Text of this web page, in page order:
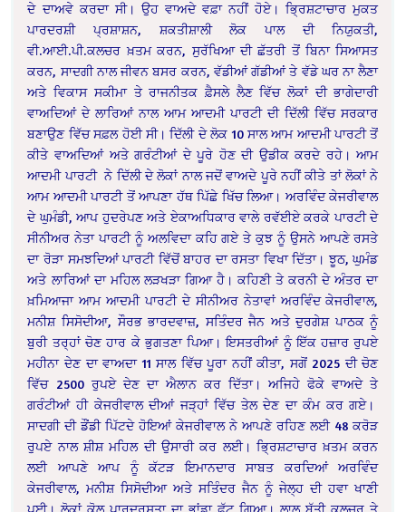
ਦੇ ਦਾਅਵੇ ਕਰਦਾ ਸੀ। ਉਹ ਵਾਅਦੇ ਵਫ਼ਾ ਨਹੀਂ ਹੋਏ। ਭ੍ਰਿਸ਼ਟਾਚਾਰ ਮੁਕਤ
ਪਾਰਦਰਸ਼ੀ ਪ੍ਰਸ਼ਾਸ਼ਨ, ਸ਼ਕਤੀਸ਼ਾਲੀ ਲੋਕ ਪਾਲ ਦੀ ਨਿਯੁਕਤੀ,
ਵੀ.ਆਈ.ਪੀ.ਕਲਚਰ ਖ਼ਤਮ ਕਰਨ, ਸੁਰੱਖਿਆ ਦੀ ਛੱਤਰੀ ਤੋਂ ਬਿਨਾ ਸਿਆਸਤ
ਕਰਨ, ਸਾਦਗੀ ਨਾਲ ਜੀਵਨ ਬਸਰ ਕਰਨ, ਵੱਡੀਆਂ ਗੱਡੀਆਂ ਤੇ ਵੱਡੇ ਘਰ ਨਾ ਲੈਣਾ
ਅਤੇ ਵਿਕਾਸ ਸਕੀਮਾ ਤੇ ਰਾਜਨੀਤਕ ਫ਼ੈਸਲੇ ਲੈਣ ਵਿੱਚ ਲੋਕਾਂ ਦੀ ਭਾਗੇਦਾਰੀ
ਵਾਅਦਿਆਂ ਦੇ ਲਾਰਿਆਂ ਨਾਲ ਆਮ ਆਦਮੀ ਪਾਰਟੀ ਦੀ ਦਿੱਲੀ ਵਿੱਚ ਸਰਕਾਰ
ਬਣਾਉਣ ਵਿੱਚ ਸਫ਼ਲ ਹੋਈ ਸੀ। ਦਿੱਲੀ ਦੇ ਲੋਕ 10 ਸਾਲ ਆਮ ਆਦਮੀ ਪਾਰਟੀ ਤੋਂ
ਕੀਤੇ ਵਾਅਦਿਆਂ ਅਤੇ ਗਰੰਟੀਆਂ ਦੇ ਪੂਰੇ ਹੋਣ ਦੀ ਉਡੀਕ ਕਰਦੇ ਰਹੇ। ਆਮ
ਆਦਮੀ ਪਾਰਟੀ ਨੇ ਦਿੱਲੀ ਦੇ ਲੋਕਾਂ ਨਾਲ ਜਦੋਂ ਵਾਅਦੇ ਪੂਰੇ ਨਹੀਂ ਕੀਤੇ ਤਾਂ ਲੋਕਾਂ ਨੇ
ਆਮ ਆਦਮੀ ਪਾਰਟੀ ਤੋਂ ਆਪਣਾ ਹੱਥ ਪਿੱਛੇ ਖਿੱਚ ਲਿਆ। ਅਰਵਿੰਦ ਕੇਜਰੀਵਾਲ
ਦੇ ਘੁਮੰਡੀ, ਆਪ ਹੁਦਰੇਪਣ ਅਤੇ ਏਕਾਅਧਿਕਾਰ ਵਾਲੇ ਰਵੱਈਏ ਕਰਕੇ ਪਾਰਟੀ ਦੇ
ਸੀਨੀਅਰ ਨੇਤਾ ਪਾਰਟੀ ਨੂੰ ਅਲਵਿਦਾ ਕਹਿ ਗਏ ਤੇ ਕੁਝ ਨੂੰ ਉਸਨੇ ਆਪਣੇ ਰਸਤੇ
ਦਾ ਰੋੜਾ ਸਮਝਦਿਆਂ ਪਾਰਟੀ ਵਿੱਚੋਂ ਬਾਹਰ ਦਾ ਰਸਤਾ ਵਿਖਾ ਦਿੱਤਾ। ਝੂਠ, ਘੁਮੰਡ
ਅਤੇ ਲਾਰਿਆਂ ਦਾ ਮਹਿਲ ਲੜਖੜਾ ਗਿਆ ਹੈ। ਕਹਿਣੀ ਤੇ ਕਰਨੀ ਦੇ ਅੰਤਰ ਦਾ
ਖ਼ਮਿਆਜਾ ਆਮ ਆਦਮੀ ਪਾਰਟੀ ਦੇ ਸੀਨੀਅਰ ਨੇਤਾਵਾਂ ਅਰਵਿੰਦ ਕੇਜਰੀਵਾਲ,
ਮਨੀਸ਼ ਸਿਸੋਦੀਆ, ਸੌਰਭ ਭਾਰਦਵਾਜ਼, ਸਤਿੰਦਰ ਜੈਨ ਅਤੇ ਦੁਰਗੇਸ਼ ਪਾਠਕ ਨੂੰ
ਬੁਰੀ ਤਰ੍ਹਾਂ ਚੋਣ ਹਾਰ ਕੇ ਭੁਗਤਣਾ ਪਿਆ। ਇਸਤਰੀਆਂ ਨੂੰ ਇੱਕ ਹਜ਼ਾਰ ਰੁਪਏ
ਮਹੀਨਾ ਦੇਣ ਦਾ ਵਾਅਦਾ 11 ਸਾਲ ਵਿੱਚ ਪੂਰਾ ਨਹੀਂ ਕੀਤਾ, ਸਗੋਂ 2025 ਦੀ ਚੋਣ
ਵਿੱਚ 2500 ਰੁਪਏ ਦੇਣ ਦਾ ਐਲਾਨ ਕਰ ਦਿੱਤਾ। ਅਜਿਹੇ ਫੋਕੇ ਵਾਅਦੇ ਤੇ
ਗਰੰਟੀਆਂ ਹੀ ਕੇਜਰੀਵਾਲ ਦੀਆਂ ਜੜ੍ਹਾਂ ਵਿੱਚ ਤੇਲ ਦੇਣ ਦਾ ਕੰਮ ਕਰ ਗਏ।
ਸਾਦਗੀ ਦੀ ਡੌਂਡੀ ਪਿੱਟਦੇ ਹੋਇਆਂ ਕੇਜਰੀਵਾਲ ਨੇ ਆਪਣੇ ਰਹਿਣ ਲਈ 48 ਕਰੋੜ
ਰੁਪਏ ਨਾਲ ਸ਼ੀਸ਼ ਮਹਿਲ ਦੀ ਉਸਾਰੀ ਕਰ ਲਈ। ਭ੍ਰਿਸ਼ਟਾਚਾਰ ਖ਼ਤਮ ਕਰਨ
ਲਈ ਆਪਣੇ ਆਪ ਨੂੰ ਕੱਟੜ ਇਮਾਨਦਾਰ ਸਾਬਤ ਕਰਦਿਆਂ ਅਰਵਿੰਦ
ਕੇਜਰੀਵਾਲ, ਮਨੀਸ਼ ਸਿਸੋਦੀਆ ਅਤੇ ਸਤਿੰਦਰ ਜੈਨ ਨੂੰ ਜੇਲ੍ਹ ਦੀ ਹਵਾ ਖਾਣੀ